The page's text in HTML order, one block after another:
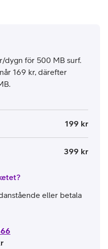
dygn för 500 MB surf.
169 kr, därefter
199 kr
399 kr
eller betala